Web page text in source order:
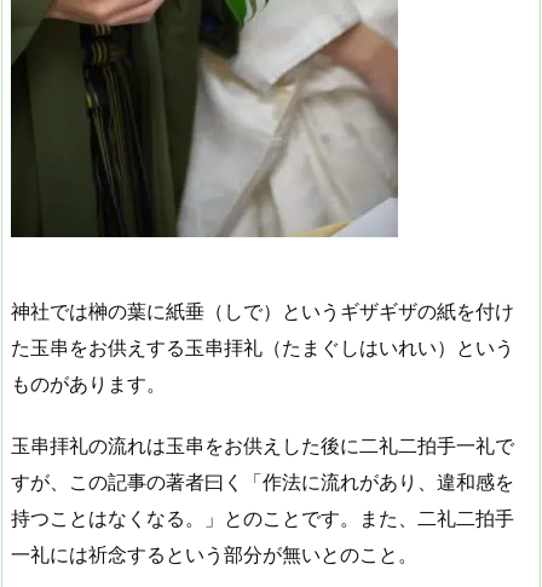
神社では榊の葉に紙垂（しで）というギザギザの紙を付け
た玉串をお供えする玉串拝礼（たまぐしはいれい）という
ものがあります。
玉串拝礼の流れは玉串をお供えした後に二礼二拍手一礼で
すが、この記事の著者曰く「作法に流れがあり、違和感を
持つことはなくなる。」とのことです。また、二礼二拍手
一礼には祈念するという部分が無いとのこと。